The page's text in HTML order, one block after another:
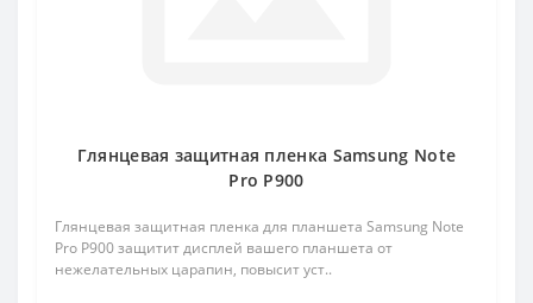
Глянцевая защитная пленка Samsung Note
Pro P900
Глянцевая защитная пленка для планшета Samsung Note
Pro P900 защитит дисплей вашего планшета от
нежелательных царапин, повысит уст..